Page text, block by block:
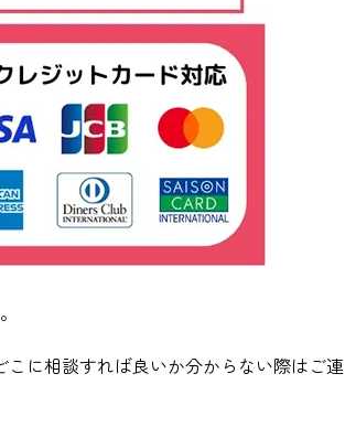
に相談すれば良いか分からない際はご連